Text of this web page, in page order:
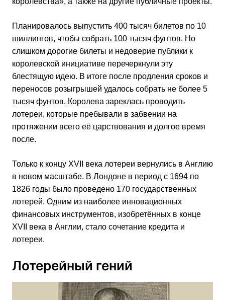
Планировалось выпустить 400 тысяч билетов по 10
шиллингов, чтобы собрать 100 тысяч фунтов. Но
слишком дорогие билеты и недоверие публики к
королевской инициативе перечеркнули эту
блестящую идею. В итоге после продления сроков и
переносов розыгрышей удалось собрать не более 5
тысяч фунтов. Королева зареклась проводить
лотереи, которые пребывали в забвении на
протяжении всего её царствования и долгое время
после.
Только к концу XVII века лотереи вернулись в Англию
в новом масштабе. В Лондоне в период с 1694 по
1826 годы было проведено 170 государственных
лотерей. Одним из наиболее инновационных
финансовых инструментов, изобретённых в конце
XVII века в Англии, стало сочетание кредита и
лотереи.
Лотерейный гений